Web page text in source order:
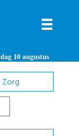
10 augustus
Zorg